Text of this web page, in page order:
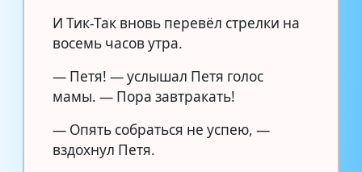
И Тик-Так вновь перевёл стрелки на
восемь часов утра.
— Петя! — услышал Петя голос
мамы. — Пора завтракать!
— Опять собраться не успею, —
вздохнул Петя.